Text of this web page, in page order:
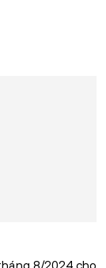
8/2024 cho